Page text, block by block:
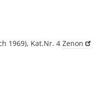
1969), Kat.Nr. 4 Zenon